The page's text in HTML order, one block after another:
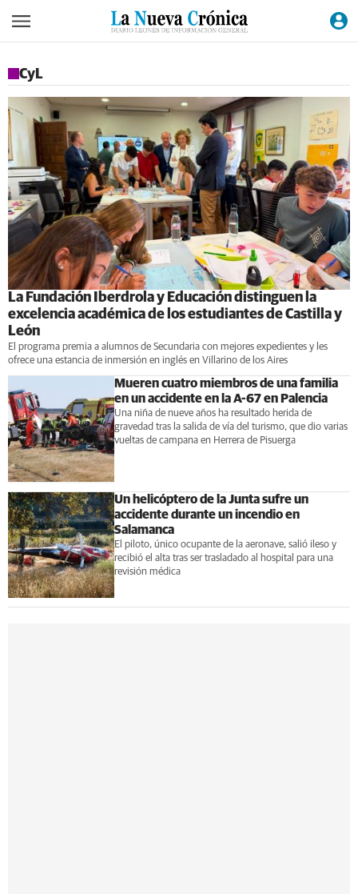
CyL
La Fundación Iberdrola y Educación distinguen la
excelencia académica de los estudiantes de Castilla y
León
El programa premia a alumnos de Secundaria con mejores expedientes y les
ofrece una estancia de inmersión en inglés en Villarino de los Aires
Mueren cuatro miembros de una familia
en un accidente en la A-67 en Palencia
Una niña de nueve años ha resultado herida de
gravedad tras la salida de vía del turismo, que dio varias
vueltas de campana en Herrera de Pisuerga
Un helicóptero de la Junta sufre un
accidente durante un incendio en
Salamanca
El piloto, único ocupante de la aeronave, salió ileso y
recibió el alta tras ser trasladado al hospital para una
revisión médica